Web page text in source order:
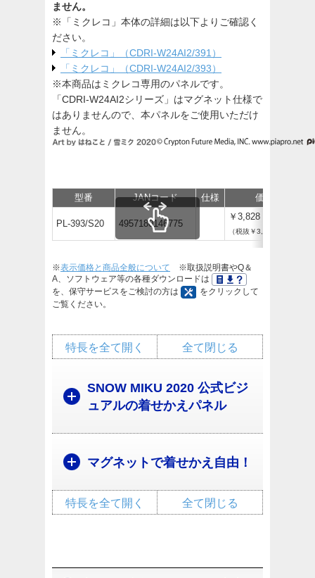
ません。
※「ミクレコ」本体の詳細は以下よりご確認く
ださい。
「ミクレコ」（CDRI-W24AI2/391）
「ミクレコ」（CDRI-W24AI2/393）
※本商品はミクレコ専用のパネルです。
「CDRI-W24AI2シリーズ」はマグネット仕様で
はありませんので、本パネルをご使用いただけ
ません。
型番 JANコード 仕様 価格
PL-393/S20 4957180146775
￥3,828
（税抜￥3,480）
※表示価格と商品全般について ※取扱説明書やQ＆
A、ソフトウェア等の各種ダウンロードは
を、保守サービスをご検討の方は
をクリックして
ご覧ください。
全て閉じる
特長を全て開く
SNOW MIKU 2020 公式ビジ
ュアルの着せかえパネル
マグネットで着せかえ自由！
全て閉じる
特長を全て開く